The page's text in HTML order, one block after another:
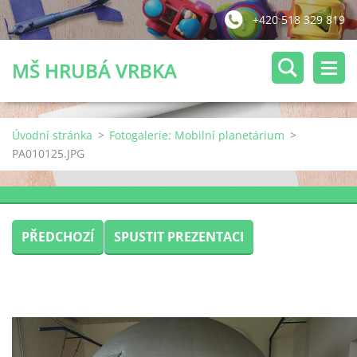
+420 518 329 819
MŠ HRUBÁ VRBKA
Úvodní stránka > Fotogalerie: Mobilní planetárium >
PA010125.JPG
PŘEDCHOZÍ SPUSTIT PREZENTACI